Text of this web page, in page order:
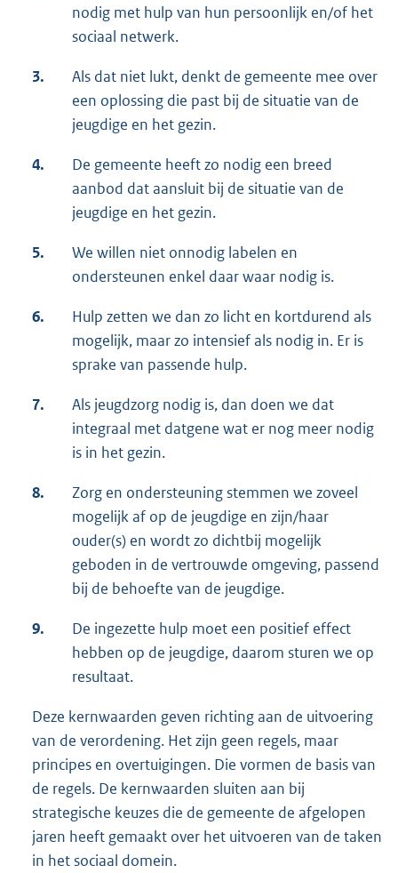
nodig met hulp van hun persoonlijk en/of het
sociaal netwerk.
3.
Als dat niet lukt, denkt de gemeente mee over
een oplossing die past bij de situatie van de
jeugdige en het gezin.
4.
De gemeente heeft zo nodig een breed
aanbod dat aansluit bij de situatie van de
jeugdige en het gezin.
5.
We willen niet onnodig labelen en
ondersteunen enkel daar waar nodig is.
6.
Hulp zetten we dan zo licht en kortdurend als
mogelijk, maar zo intensief als nodig in. Er is
sprake van passende hulp.
7.
Als jeugdzorg nodig is, dan doen we dat
integraal met datgene wat er nog meer nodig
is in het gezin.
8.
Zorg en ondersteuning stemmen we zoveel
mogelijk af op de jeugdige en zijn/haar
ouder(s) en wordt zo dichtbij mogelijk
geboden in de vertrouwde omgeving, passend
bij de behoefte van de jeugdige.
9.
De ingezette hulp moet een positief effect
hebben op de jeugdige, daarom sturen we op
resultaat.
Deze kernwaarden geven richting aan de uitvoering
van de verordening. Het zijn geen regels, maar
principes en overtuigingen. Die vormen de basis van
de regels. De kernwaarden sluiten aan bij
strategische keuzes die de gemeente de afgelopen
jaren heeft gemaakt over het uitvoeren van de taken
in het sociaal domein.